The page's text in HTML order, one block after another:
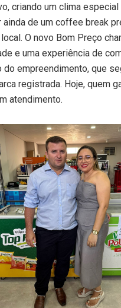
criando um clima
de um coffee break
O novo Bom Preço
e uma experiência de
empreendimento, que
registrada. Hoje, quem
atendimento.